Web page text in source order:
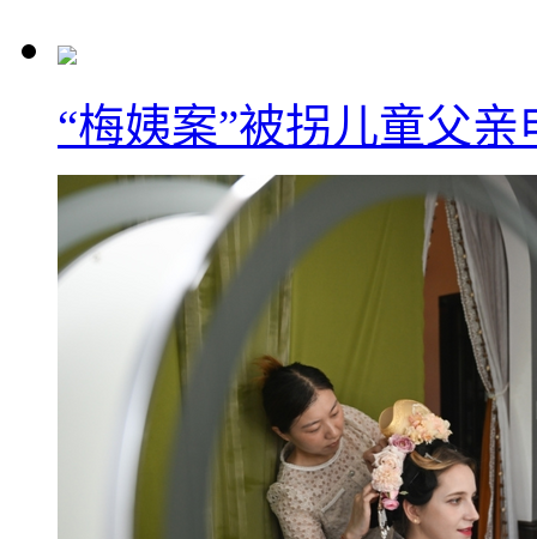
“梅姨案”被拐儿童父